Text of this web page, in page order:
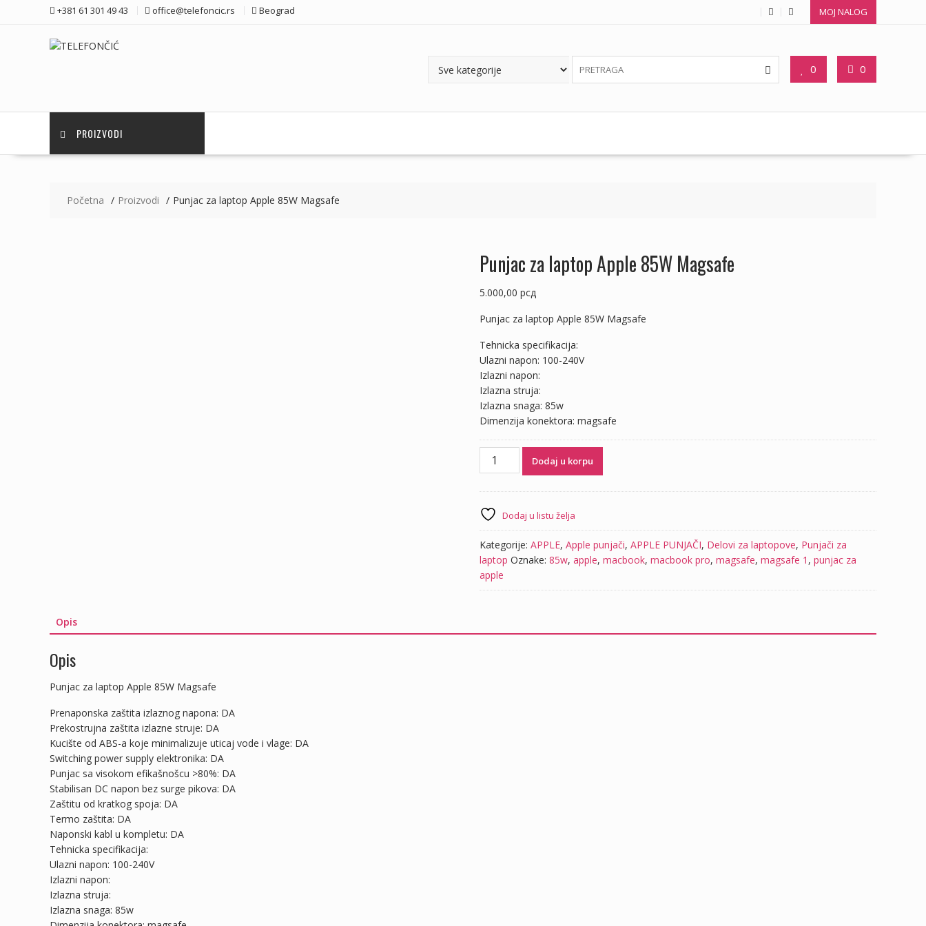
+381 61 301 49 43 office@telefoncic.rs Beograd MOJ NALOG
0 0
PROIZVODI
Početna Proizvodi Punjac za laptop Apple 85W Magsafe
Punjac za laptop Apple 85W Magsafe
5.000,00 рсд
Punjac za laptop Apple 85W Magsafe
Tehnicka specifikacija:
Ulazni napon: 100-240V
Izlazni napon:
Izlazna struja:
Izlazna snaga: 85w
Dimenzija konektora: magsafe
Punjac
85W
Magsafe
količina
Dodaj u korpu
Dodaj u listu želja
Kategorije: APPLE, Apple punjači, APPLE PUNJAČI, Delovi za laptopove, Punjači za
laptop Oznake: 85w, apple, macbook, macbook pro, magsafe, magsafe 1 , punjac za
apple
Opis
Opis
Punjac za laptop Apple 85W Magsafe
Prenaponska zaštita izlaznog napona: DA
Prekostrujna zaštita izlazne struje: DA
Kucište od ABS-a koje minimalizuje uticaj vode i vlage: DA
Switching power supply elektronika: DA
Punjac sa visokom efikašnošcu >80%: DA
Stabilisan DC napon bez surge pikova: DA
Zaštitu od kratkog spoja: DA
Termo zaštita: DA
Naponski kabl u kompletu: DA
Tehnicka specifikacija:
Ulazni napon: 100-240V
Izlazni napon:
Izlazna struja:
Izlazna snaga: 85w